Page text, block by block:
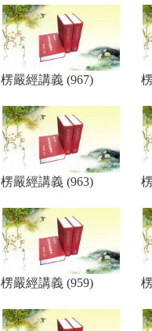
楞嚴經講義 (967)
楞嚴經講義 (963)
楞嚴經講義 (959)